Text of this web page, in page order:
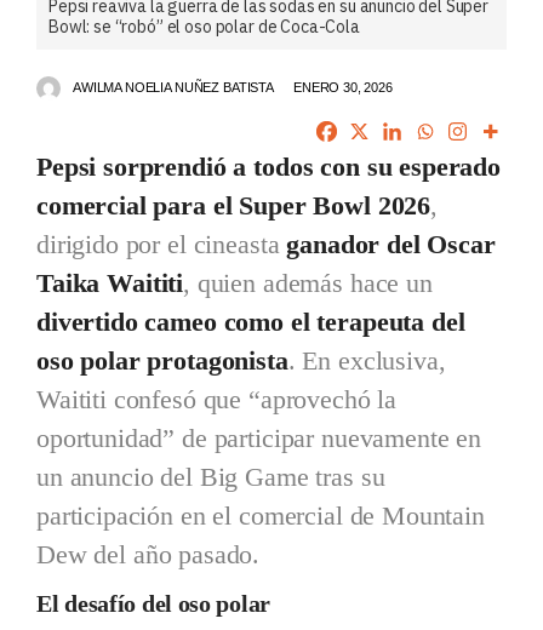
Pepsi reaviva la guerra de las sodas en su anuncio del Super
Bowl: se “robó” el oso polar de Coca-Cola
AWILMA NOELIA NUÑEZ BATISTA ENERO 30, 2026
Pepsi sorprendió a todos con su esperado
comercial para el Super Bowl 2026,
dirigido por el cineastaganador del Oscar
Taika Waititi, quien además hace un
divertido cameo como el terapeuta del
oso polar protagonista. En exclusiva,
Waititi confesó que “aprovechó la
oportunidad” de participar nuevamente en
un anuncio del Big Game tras su
participación en el comercial de Mountain
Dew del año pasado.
El desafío del oso polar